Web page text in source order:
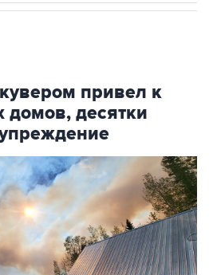
привел к
домов, десятки